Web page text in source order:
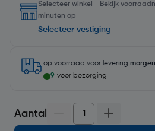
Selecteer winkel - Bekijk
minuten op
Selecteer vestiging
op voorraad voor levering morgen
9 voor bezorging
Aantal